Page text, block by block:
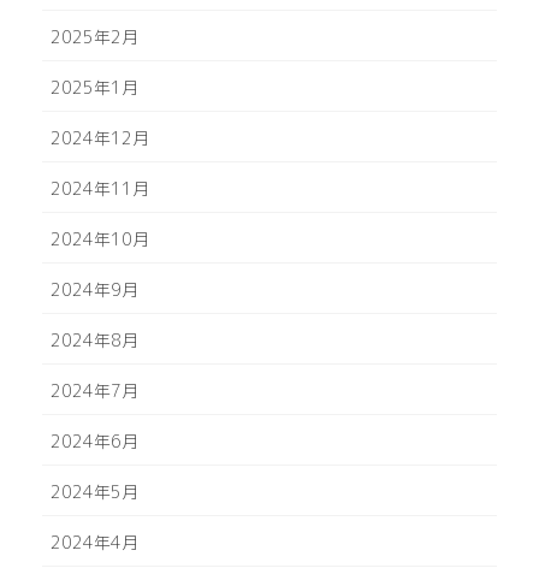
2025年2月
2025年1月
2024年12月
2024年11月
2024年10月
2024年9月
2024年8月
2024年7月
2024年6月
2024年5月
2024年4月